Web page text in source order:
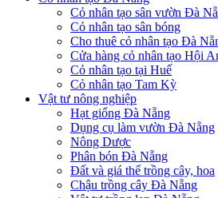
Cỏ nhân tạo sân vườn Đà
Cỏ nhân tạo sân bóng
Cho thuê cỏ nhân tạo Đà
Cửa hàng cỏ nhân tạo Hội
Cỏ nhân tạo tại Huế
Cỏ nhân tạo Tam Kỳ
Vật tư nông nghiệp
Hạt giống Đà Nẵng
Dụng cụ làm vườn Đà Nẵng
Nông Dược
Phân bón Đà Nẵng
Đất và giá thể trồng cây, hoa
Chậu trồng cây Đà Nẵng